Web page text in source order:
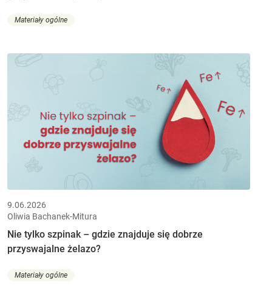
Materiały ogólne
9.06.2026
Oliwia Bachanek-Mitura
Nie tylko szpinak – gdzie znajduje się dobrze
przyswajalne żelazo?
Materiały ogólne